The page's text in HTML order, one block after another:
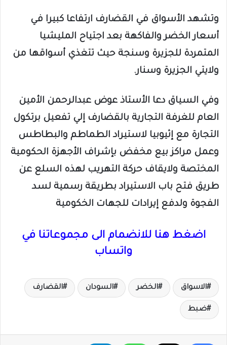
وتشهد الأسواق في القضارف ارتفاعا كبيرا في
أسعار الخضر والفاكهة بعد اجتياح المليشيا
المتمردة للجزيرة وسنجة حيث تتغذي أسواقها من
ولايتي الجزيرة وسنار.
وفي السياق دعا الأستاذ عوض عبدالرحمن الأمين
العام للغرفة التجارية بالقضارف إلي تفعيل برتكول
التجارة مع إثيوبيا لاستيراد الطماطم والبطاطس
وعمل مراكز بيع مخفض بإشراف الأجهزة الحكومية
المختصة ولايقاف حركة التهريب لهذه السلع عن
طريق فتح باب الاستيراد بطريقة رسمية لسد
الفجوة ولدفع إيرادات للجهات الخكومية
اضغط هنا للانضمام الى مجموعاتنا في
واتساب
الاسواق الخضر السودان القضارف
ضبط